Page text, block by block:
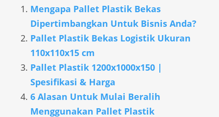
Mengapa Pallet Plastik Bekas
Dipertimbangkan Untuk Bisnis Anda?
Pallet Plastik Bekas Logistik Ukuran
110x110x15 cm
Pallet Plastik 1200x1000x150 |
Spesifikasi & Harga
6 Alasan Untuk Mulai Beralih
Menggunakan Pallet Plastik